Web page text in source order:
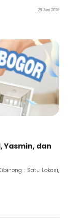
25 Juni 2026
Yasmin, dan
: Satu Lokasi,